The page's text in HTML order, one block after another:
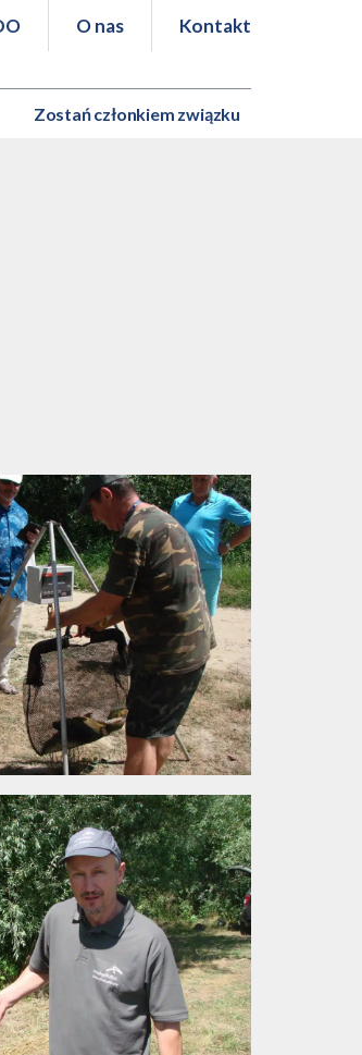
O nas Kontakt
Zostań członkiem związku